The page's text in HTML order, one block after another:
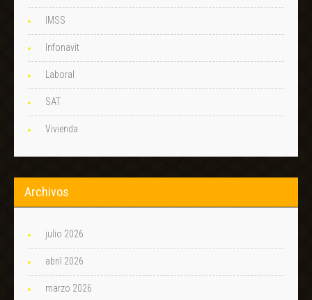
IMSS
Infonavit
Laboral
SAT
Vivienda
Archivos
julio 2026
abril 2026
marzo 2026